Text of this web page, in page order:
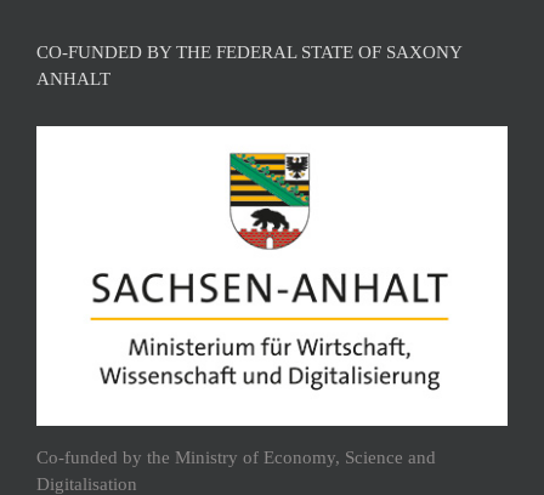
CO-FUNDED BY THE FEDERAL STATE OF SAXONY
ANHALT
Co-funded by the Ministry of Economy, Science and
Digitalisation